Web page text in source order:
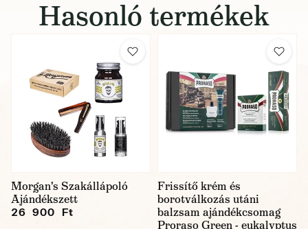
Hasonló termékek
Morgan's Szakállápoló
Ajándékszett
26 900 Ft
Frissítő krém és
borotválkozás utáni
balzsam ajándékcsomag
Proraso Green - eukalyptus